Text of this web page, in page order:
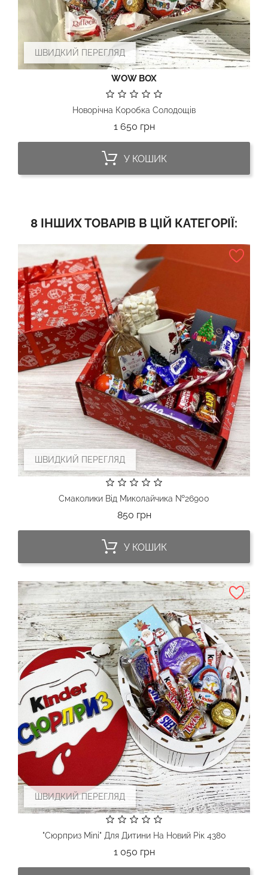
ШВИДКИЙ ПЕРЕГЛЯД
WOW BOX
Новорічна Коробка Солодощів
1 650 грнЦіна
У КОШИК
8 ІНШИХ ТОВАРІВ В ЦІЙ КАТЕГОРІЇ:
ШВИДКИЙ ПЕРЕГЛЯД
Смаколики Від Миколайчика №26900
850 грнЦіна
У КОШИК
ШВИДКИЙ ПЕРЕГЛЯД
"Сюрприз Mini" Для Дитини На Новий Рік 4380
1 050 грнЦіна